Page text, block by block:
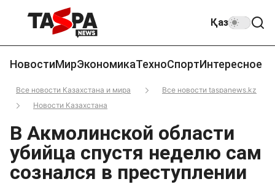
Қаз
НовостиМирЭкономикаТехноСпортИнтересное
Все новости Казахстана и мира
Все новости taspanews.kz
Новости Казахстана
В Акмолинской области
убийца спустя неделю сам
сознался в преступлении